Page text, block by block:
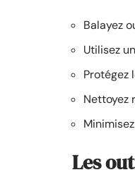
Balayez
Utilisez
Protégez
Nettoyez
Les